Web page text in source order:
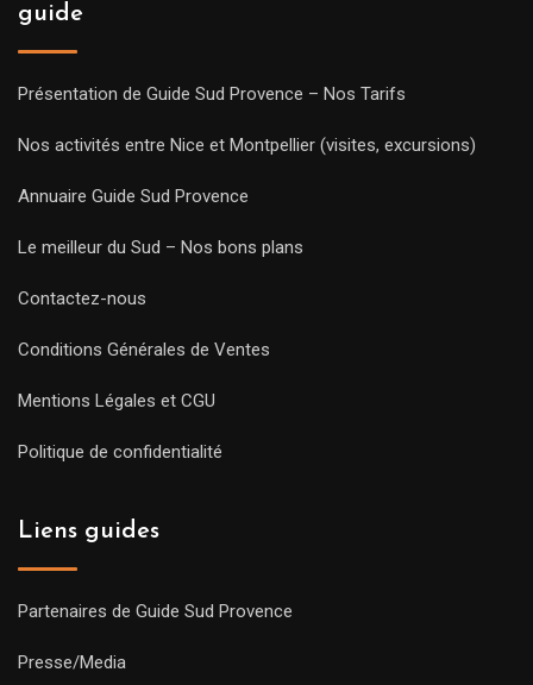
guide
Présentation de Guide Sud Provence – Nos Tarifs
Nos activités entre Nice et Montpellier (visites, excursions)
Annuaire Guide Sud Provence
Le meilleur du Sud – Nos bons plans
Contactez-nous
Conditions Générales de Ventes
Mentions Légales et CGU
Politique de confidentialité
Liens guides
Partenaires de Guide Sud Provence
Presse/Media